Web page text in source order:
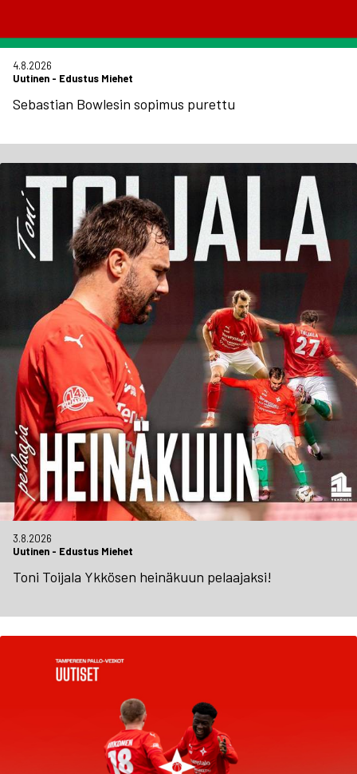
4.8.2026
Uutinen - Edustus Miehet
Sebastian Bowlesin sopimus purettu
3.8.2026
Uutinen - Edustus Miehet
Toni Toijala Ykkösen heinäkuun pelaajaksi!